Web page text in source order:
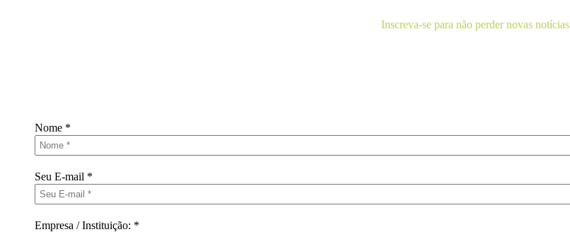
Inscreva-se para não perder novas notícias
Nome *
Seu E-mail *
Empresa / Instituição: *